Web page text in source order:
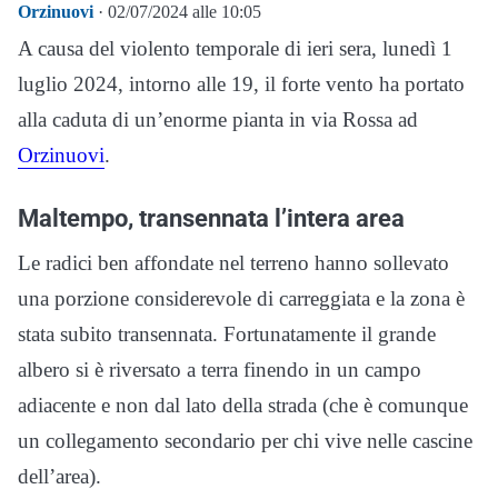
Orzinuovi · 02/07/2024 alle 10:05
A causa del violento temporale di ieri sera, lunedì 1
luglio 2024, intorno alle 19, il forte vento ha portato
alla caduta di un’enorme pianta in via Rossa ad
Orzinuovi.
Maltempo, transennata l’intera area
Le radici ben affondate nel terreno hanno sollevato
una porzione considerevole di carreggiata e la zona è
stata subito transennata. Fortunatamente il grande
albero si è riversato a terra finendo in un campo
adiacente e non dal lato della strada (che è comunque
un collegamento secondario per chi vive nelle cascine
dell’area).